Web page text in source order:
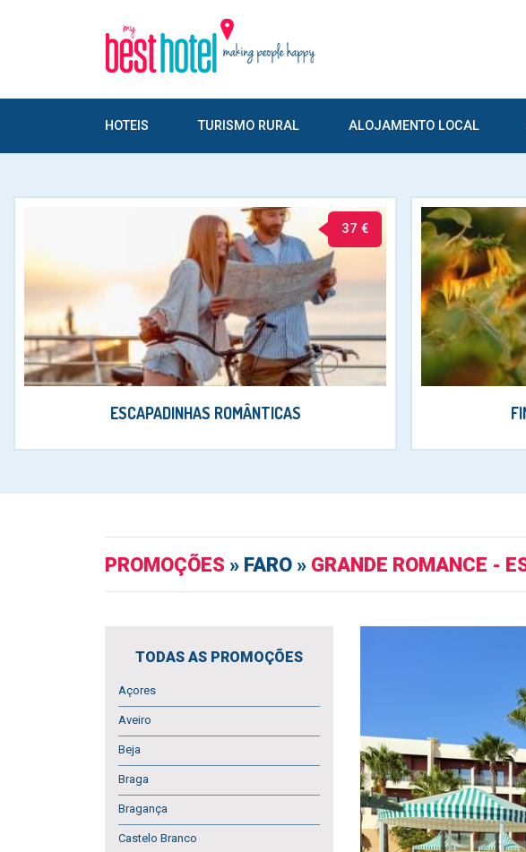
HOTEIS TURISMO RURAL ALOJAMENTO LOCAL
37 €
ESCAPADINHAS ROMÂNTICAS
PROMOÇÕES » FARO » GRANDE ROMANCE -
TODAS AS PROMOÇÕES
Açores
Aveiro
Beja
Braga
Bragança
Castelo Branco